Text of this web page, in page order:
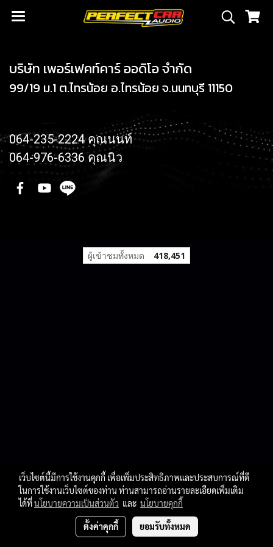
บริษัท เพอร์เฟคท์คาร์ ออดิโอ จำกัด
99/19 ม.1 ต.ไทรน้อย อ.ไทรน้อย จ.นนทบุรี 11150
064-235-2224 คุณนนท์
064-976-6336 คุณนิว
ผู้เข้าชมทั้งหมด 418,451
เว็บไซต์นี้มีการใช้งานคุกกี้ เพื่อเพิ่มประสิทธิภาพและประสบการณ์ที่ดี
ในการใช้งานเว็บไซต์ของท่าน ท่านสามารถอ่านรายละเอียดเพิ่มเติม
ได้ที่นโยบายความเป็นส่วนตัว และ นโยบายคุกกี้
ตั้งค่าคุกกี้ ยอมรับทั้งหมด